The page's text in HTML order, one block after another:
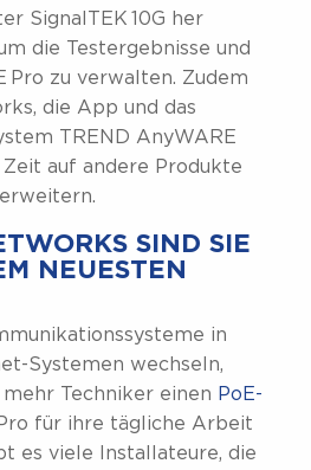
SignalTEK 10G her
die Testergebnisse und
Pro zu verwalten. Zudem
die App und das
TREND AnyWARE
auf andere Produkte
SIND SIE
NEUESTEN
in
Systemen wechseln,
Techniker einen PoE-
für ihre tägliche Arbeit
es viele Installateure, die